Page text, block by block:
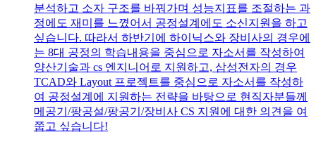
분석하고 소자 구조를 바꿔가며 성능지표를 조절하는 과
정에도 재미를 느꼈어서 공정설계에도 소신지원을 하고
싶습니다. 따라서 하반기에 하이닉스와 장비사의 경우에
는 8대 공정의 학습내용을 중심으로 자소서를 작성하여
양산기술과 cs 엔지니어로 지원하고, 삼성전자의 경우
TCAD와 Layout 프로젝트를 중심으로 자소서를 작성하
여 공정설계에 지원하는 전략을 바탕으로 현직자분들께
메공기/팡공설/팡공기/장비사 CS 지원에 대한 의견을 여
쭙고 싶습니다!